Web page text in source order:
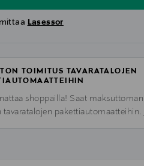
Lasessor
TOIMITUS TAVARATALOJEN
shoppailla! Saat
tavaratalojen pakettiautomaatteihin.